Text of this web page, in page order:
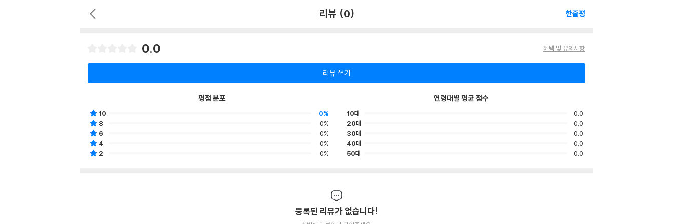
리뷰 (0) 한줄평
0.0 혜택 및 유의사항
리뷰 쓰기
평점 분포
10
0%
8
0%
6
0%
4
0%
2
0%
연령대별 평균 점수
10대
0.0
20대
0.0
30대
0.0
40대
0.0
50대
0.0
등록된 리뷰가 없습니다!